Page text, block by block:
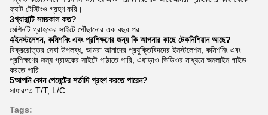
ফ্যাট টেস্টিংও গ্রহণ করি।
3গ্যারান্টি সময়কাল কত?
মেশিনটি গ্রাহকের সাইটে পৌঁছানোর এক বছর পর
4ইনস্টলেশন, কমিশনিং এবং প্রশিক্ষণের জন্য কি আপনার কাছে টেকনিশিয়ান আছে?
বিক্রয়োত্তর সেবা উপলব্ধ, আমরা আমাদের প্রযুক্তিবিদদের ইনস্টলেশন, কমিশনিং এবং
প্রশিক্ষণের জন্য গ্রাহকের সাইটে পাঠাতে পারি, এছাড়াও ভিডিওর মাধ্যমে অনলাইন গাইড
করতে পারি
5আপনি কোন পেমেন্টের শর্তাদি গ্রহণ করতে পারেন?
সাধারণত T/T, L/C
Tags: